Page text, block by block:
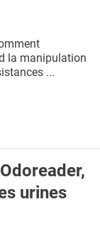
la manipulation
...
urines